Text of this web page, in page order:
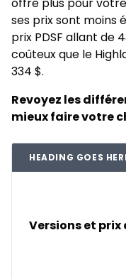
ses prix sont moins
prix PDSF allant de
coûteux que le
334 $.
Revoyez les
mieux faire votre
HEADING GOES
Versions et prix